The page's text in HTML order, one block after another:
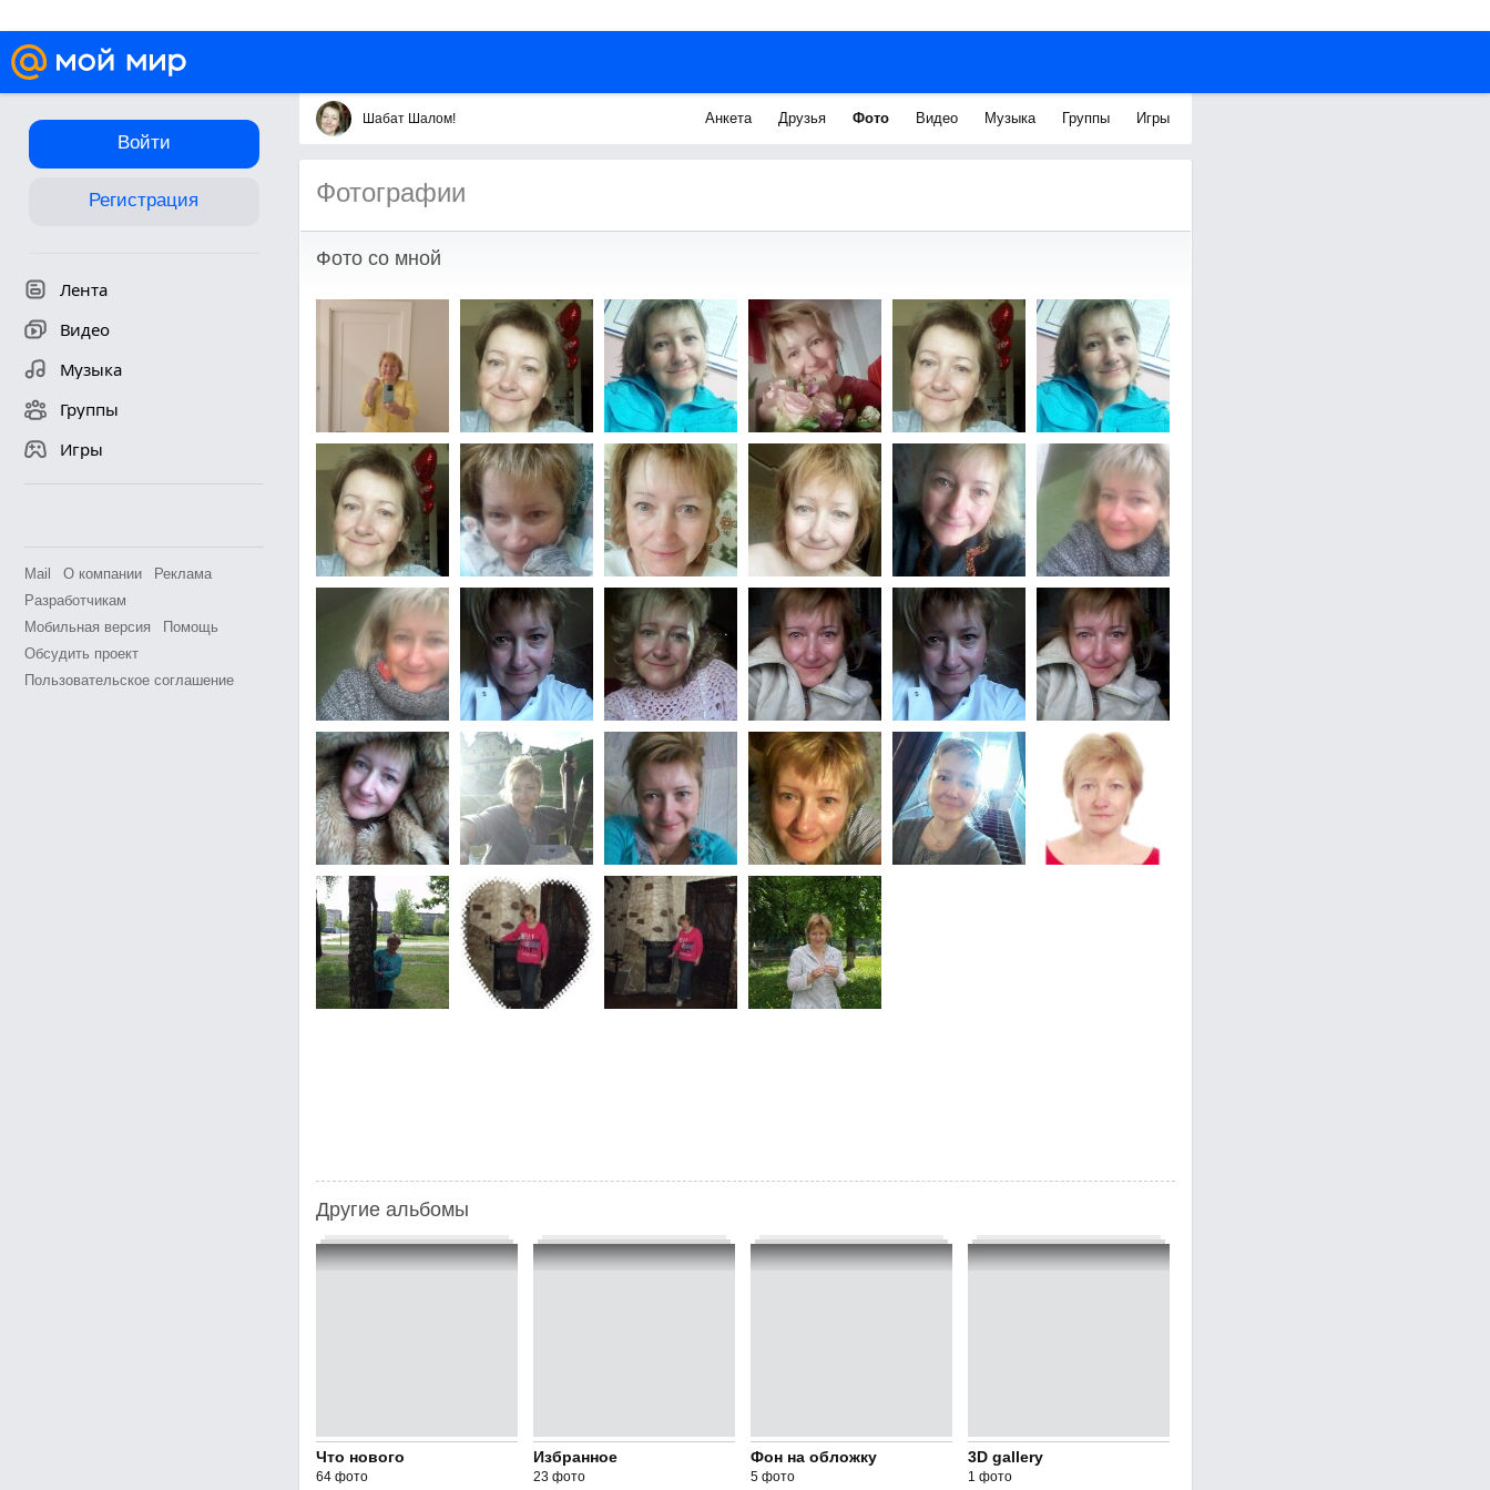
Войти
Регистрация
Лента
Видео
Музыка
Группы
Игры
Mail О компании
Реклама
Разработчикам
Мобильная версия
Помощь
Обсудить проект
Пользовательское соглашение
Шабат Шалом! Анкета Друзья Фото Видео Музыка Группы Игры
Фотографии
Фото со мной
Другие альбомы
Что нового
64 фото
Избранное
23 фото
Фон на обложку
5 фото
3D gallery
1 фото